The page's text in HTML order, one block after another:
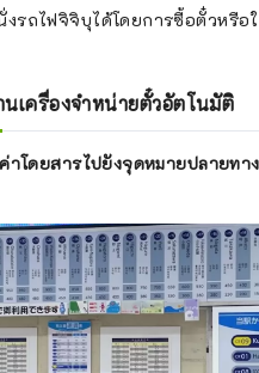
ดั้งเดิม คุณสามารถนั่งเ
ของริมแม่น้ำที่เปลี่ยนแปล
แม่น้ำ คุณยังจะได้สัมผัสกั
บนแก่งอีกด้วย
หุบเขาในช่วงใบไม้เปลี่ย
พิเศษ
รถไฟจิจิบุได้โดยการซื้อตั๋วหรือ
นเครื่องจำหน่ายตั๋วอัตโนมัติ
าโดยสารไปยังจุดหมายปลายท